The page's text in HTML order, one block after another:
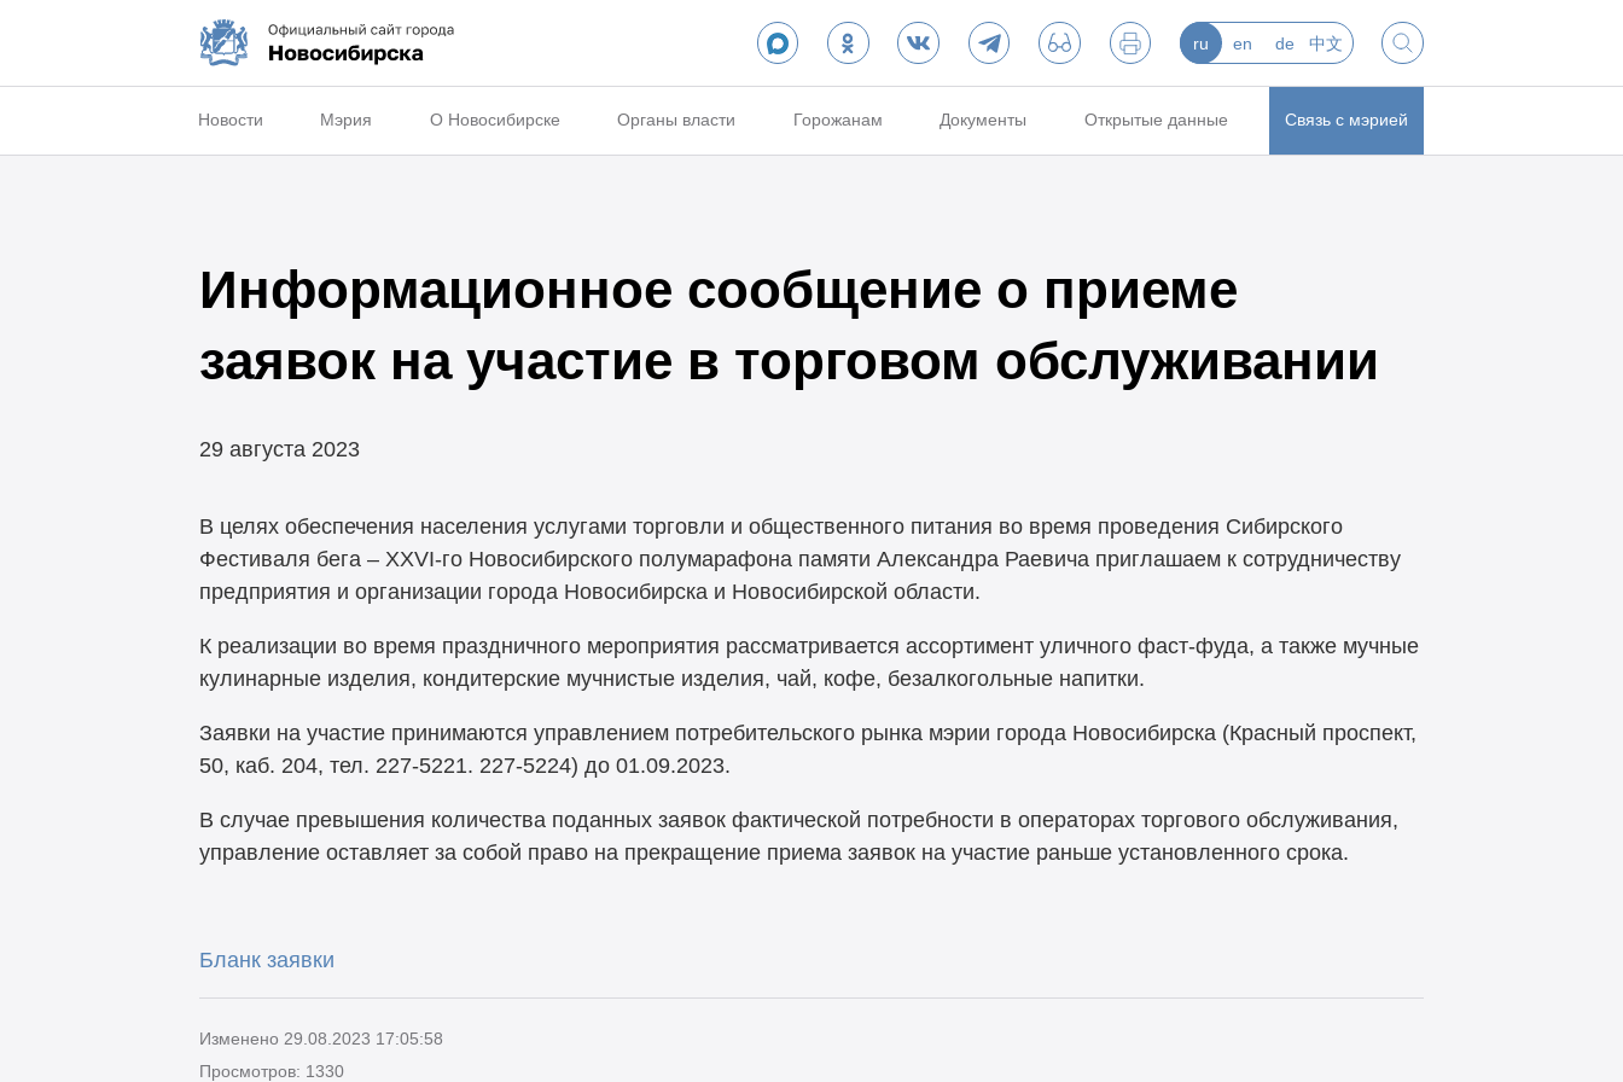
ru en de 中文
Новости Мэрия О Новосибирске Органы власти Горожанам Документы Открытые данные Связь с мэрией
Информационное сообщение о приеме
заявок на участие в торговом обслуживании
29 августа 2023
В целях обеспечения населения услугами торговли и общественного питания во время проведения Сибирского
Фестиваля бега – XXVI-го Новосибирского полумарафона памяти Александра Раевича приглашаем к сотрудничеству
предприятия и организации города Новосибирска и Новосибирской области.
К реализации во время праздничного мероприятия рассматривается ассортимент уличного фаст-фуда, а также мучные
кулинарные изделия, кондитерские мучнистые изделия, чай, кофе, безалкогольные напитки.
Заявки на участие принимаются управлением потребительского рынка мэрии города Новосибирска (Красный проспект,
50, каб. 204, тел. 227-5221. 227-5224) до 01.09.2023.
В случае превышения количества поданных заявок фактической потребности в операторах торгового обслуживания,
управление оставляет за собой право на прекращение приема заявок на участие раньше установленного срока.
Бланк заявки
Изменено 29.08.2023 17:05:58
Просмотров: 1330